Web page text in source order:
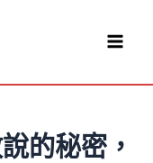
的秘密，